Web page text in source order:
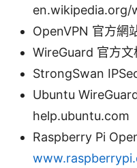
OpenVPN 官方網
WireGuard 官方文
StrongSwan
Ubuntu
help.ubuntu.com
Raspberry Pi